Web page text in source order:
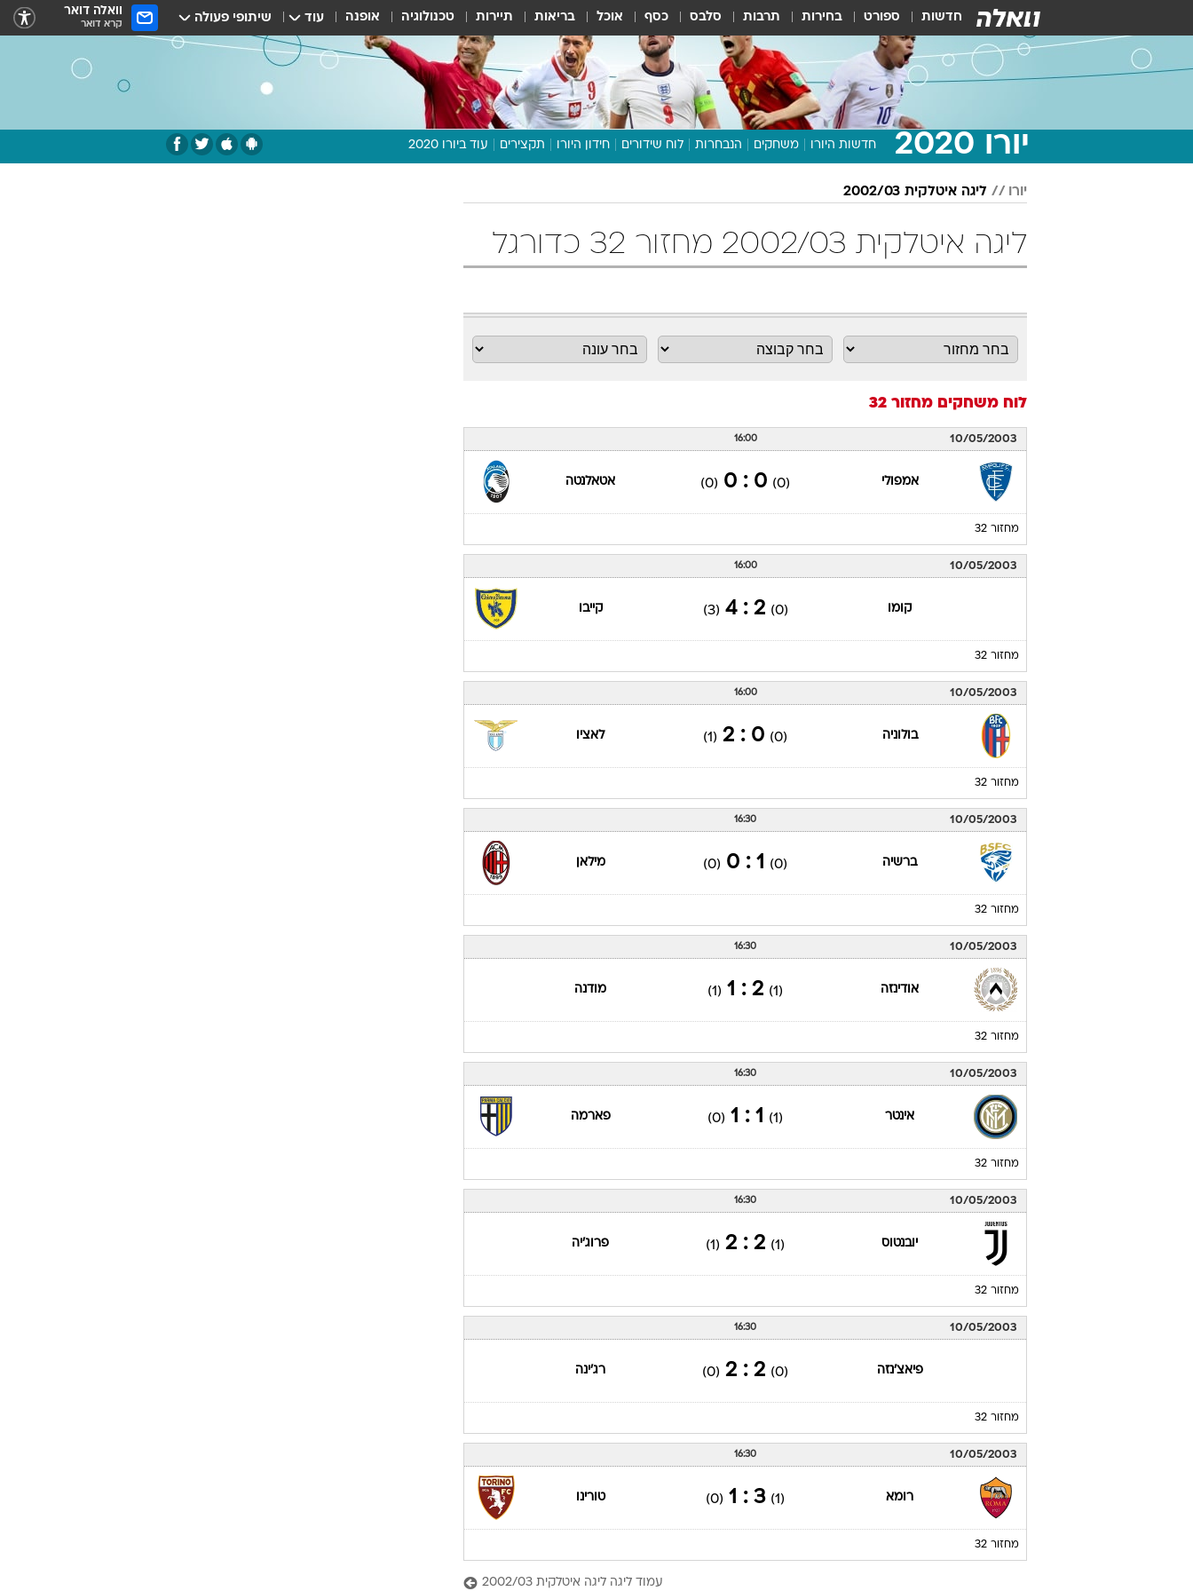
חדשות ספורט בחירות תרבות סלבס כסף אוכל בריאות תיירות טכנולוגיה אופנה עוד שיתופי פעולה וואלה דואר
קרא דואר
יורו 2020 חדשות היורו משחקים הנבחרות לוח שידורים חידון היורו תקצירים עוד ביורו 2020
תכנית היורו
יורו ליגה איטלקית 2002/03
ליגה איטלקית 2002/03 מחזור 32 כדורגל
לוח משחקים מחזור 32
10/05/2003
16:00
אמפולי (0)
0 : 0
(0) אטאלנטה
מחזור 32
10/05/2003
16:00
קומו (0)
2 : 4
(3) קייבו
מחזור 32
10/05/2003
16:00
בולוניה (0)
0 : 2
(1) לאציו
מחזור 32
10/05/2003
16:30
ברשיה (0)
1 : 0
(0) מילאן
מחזור 32
10/05/2003
16:30
אודינזה (1)
2 : 1
(1) מודנה
מחזור 32
10/05/2003
16:30
אינטר (1)
1 : 1
(0) פארמה
מחזור 32
10/05/2003
16:30
יובנטוס (1)
2 : 2
(1) פרוג'יה
מחזור 32
10/05/2003
16:30
פיאצ'נזה (0)
2 : 2
(0) רג'ינה
מחזור 32
10/05/2003
16:30
רומא (1)
3 : 1
(0) טורינו
מחזור 32
עמוד ליגה ליגה איטלקית 2002/03